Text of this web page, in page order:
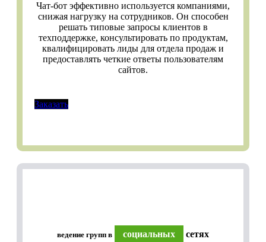
Чат-бот эффективно используется компаниями,
снижая нагрузку на сотрудников. Он способен
решать типовые запросы клиентов в
техподдержке, консультировать по продуктам,
квалифицировать лиды для отдела продаж и
предоставлять четкие ответы пользователям
сайтов.
Заказать
ведение групп в социальных сетях